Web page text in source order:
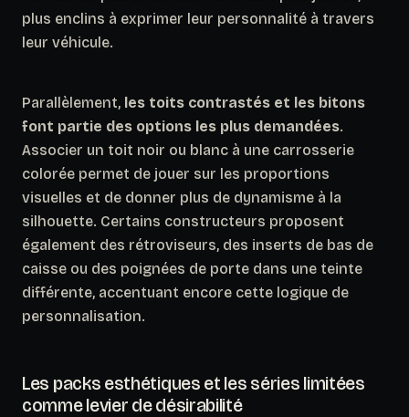
plus enclins à exprimer leur personnalité à travers
leur véhicule.
Parallèlement, les toits contrastés et les bitons
font partie des options les plus demandées.
Associer un toit noir ou blanc à une carrosserie
colorée permet de jouer sur les proportions
visuelles et de donner plus de dynamisme à la
silhouette. Certains constructeurs proposent
également des rétroviseurs, des inserts de bas de
caisse ou des poignées de porte dans une teinte
différente, accentuant encore cette logique de
personnalisation.
Les packs esthétiques et les séries limitées
comme levier de désirabilité